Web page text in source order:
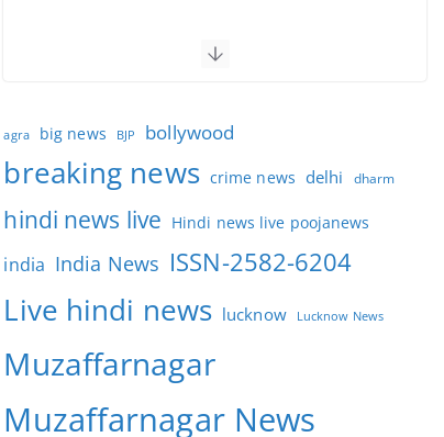
agra big news BJP bollywood
breaking news crime news delhi dharm
hindi news live Hindi news live poojanews
india India News ISSN-2582-6204
Live hindi news lucknow Lucknow News
Muzaffarnagar
Muzaffarnagar News